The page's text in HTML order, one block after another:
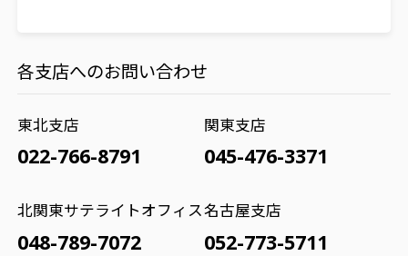
各支店へのお問い合わせ
東北支店
022-766-8791
関東支店
045-476-3371
北関東サテライトオフィス
048-789-7072
名古屋支店
052-773-5711